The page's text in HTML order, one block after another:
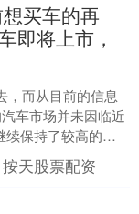
买车的再
即将上市，
，而从目前的信息
车市场并未因临近
续保持了较高的热
前购车的消费者
按天股票配资